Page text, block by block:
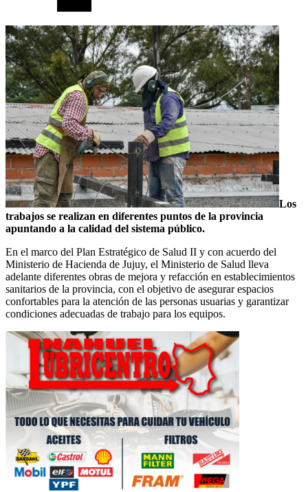
Los
trabajos se realizan en diferentes puntos de la provincia
apuntando a la calidad del sistema público.
En el marco del Plan Estratégico de Salud II y con acuerdo del
Ministerio de Hacienda de Jujuy, el Ministerio de Salud lleva
adelante diferentes obras de mejora y refacción en establecimientos
sanitarios de la provincia, con el objetivo de asegurar espacios
confortables para la atención de las personas usuarias y garantizar
condiciones adecuadas de trabajo para los equipos.